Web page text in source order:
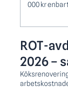
000 kr
ROT-
2026 –